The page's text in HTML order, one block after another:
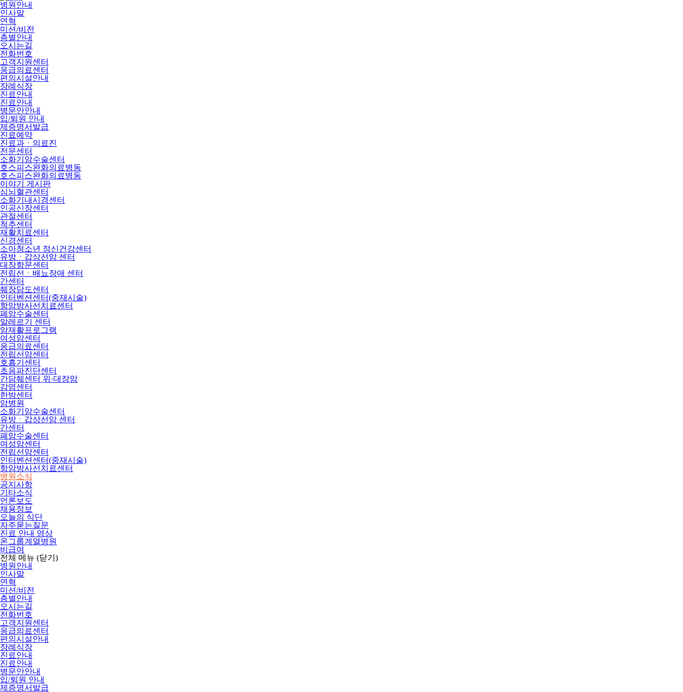
병원안내
인사말
연혁
미션/비전
층별안내
오시는길
전화번호
고객지원센터
응급의료센터
편의시설안내
장례식장
진료안내
진료안내
병문안안내
입/퇴원 안내
제증명서발급
진료예약
진료과ㆍ의료진
전문센터
소화기암수술센터
호스피스완화의료병동
호스피스완화의료병동
이야기 게시판
심뇌혈관센터
소화기내시경센터
인공신장센터
관절센터
척추센터
재활치료센터
신경센터
소아청소년 정신건강센터
유방ㆍ갑상선암 센터
대장항문센터
전립선ㆍ배뇨장애 센터
간센터
췌장담도센터
인터벤션센터(중재시술)
항암방사선치료센터
폐암수술센터
알레르기 센터
암재활프로그램
여성암센터
응급의료센터
전립선암센터
호흡기센터
초음파진단센터
간담췌센터 위·대장암
감염센터
한방센터
암병원
소화기암수술센터
유방ㆍ갑상선암 센터
간센터
폐암수술센터
여성암센터
전립선암센터
인터벤션센터(중재시술)
항암방사선치료센터
병원소식
공지사항
기타소식
언론보도
채용정보
오늘의 식단
자주묻는질문
진료 안내 영상
온그룹계열병원
비급여
전체 메뉴 (닫기)
병원안내
인사말
연혁
미션/비전
층별안내
오시는길
전화번호
고객지원센터
응급의료센터
편의시설안내
장례식장
진료안내
진료안내
병문안안내
입/퇴원 안내
제증명서발급